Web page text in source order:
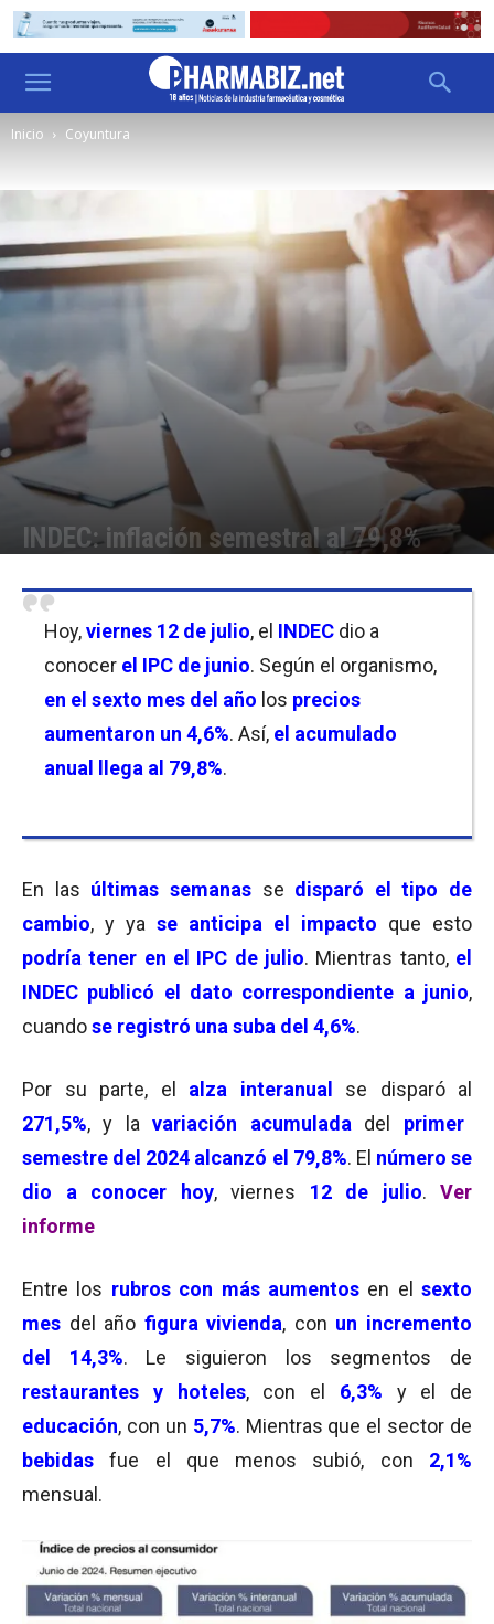
Inicio Coyuntura
INDEC: inflación semestral al 79,8%
Hoy,viernes 12 de julio, el INDEC dio a
conocer el IPC de junio. Según el organismo,
en el sexto mes del año los precios
aumentaron un 4,6%. Así, el acumulado
anual llega al 79,8%.
En las últimas semanasse disparó el tipo de
cambio, y ya se anticipa el impacto que esto
podría tener en el IPC de julio. Mientras tanto, el
INDEC publicó el dato correspondiente a junio,
cuandose registró una suba del 4,6%.
Por su parte, el alza interanual
se disparó al
271,5%, y lavariación acumulada del primer
semestre del 2024 alcanzó el 79,8%. El número se
dio a conocer hoy, viernes 12 de julio. Ver
informe
Entre los rubros con más aumentosen el sexto
mes del año figura vivienda, con un incremento
del 14,3%. Le siguieron los segmentos de
restaurantes y hoteles, con el 6,3% y el de
educación, con un 5,7%. Mientras que el sector de
bebidasfue el que menos subió, con 2,1%
mensual.